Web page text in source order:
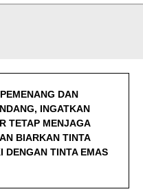
DAN
INGATKAN
TETAP MENJAGA
BIARKAN TINTA
DENGAN TINTA EMAS